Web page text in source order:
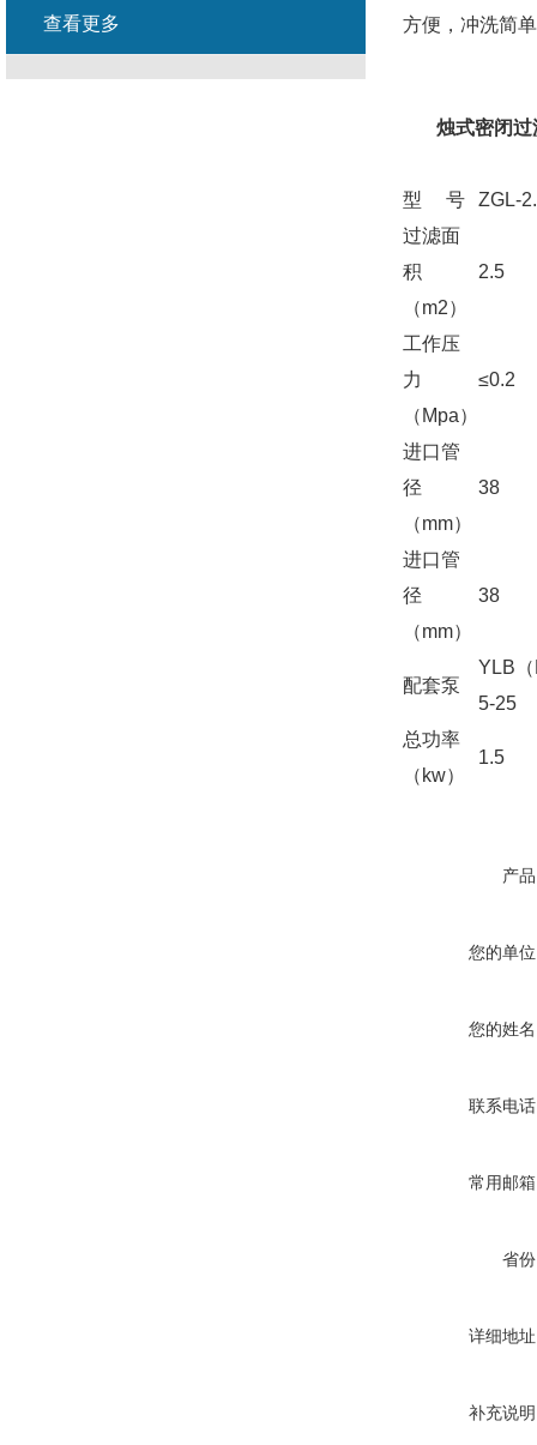
方便，冲洗简
烛式密闭过
型 号
ZGL-
过滤面
积
（m2）
2.5
工作压
力
（Mpa）
≤0.2
进口管
径
（mm）
38
进口管
径
（mm）
38
配套泵
YLB
5-25
总功率
（kw）
1.5
产
您的单
您的姓
联系电
常用邮
省
详细地
补充说
查看更多